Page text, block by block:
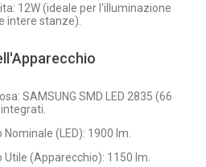
12W (ideale per l'illuminazione
intere stanze).
SAMSUNG SMD LED 2835 (66
Nominale (LED): 1900 lm.
Utile (Apparecchio): 1150 lm.